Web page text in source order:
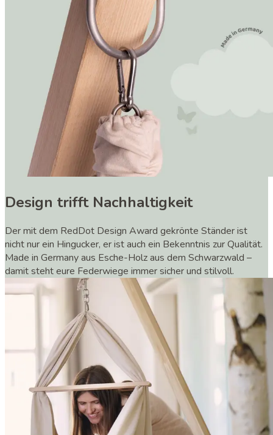
Design trifft Nachhaltigkeit
Der mit dem RedDot Design Award gekrönte Ständer ist
nicht nur ein Hingucker, er ist auch ein Bekenntnis zur Qualität.
Made in Germany aus Esche-Holz aus dem Schwarzwald –
damit steht eure Federwiege immer sicher und stilvoll.